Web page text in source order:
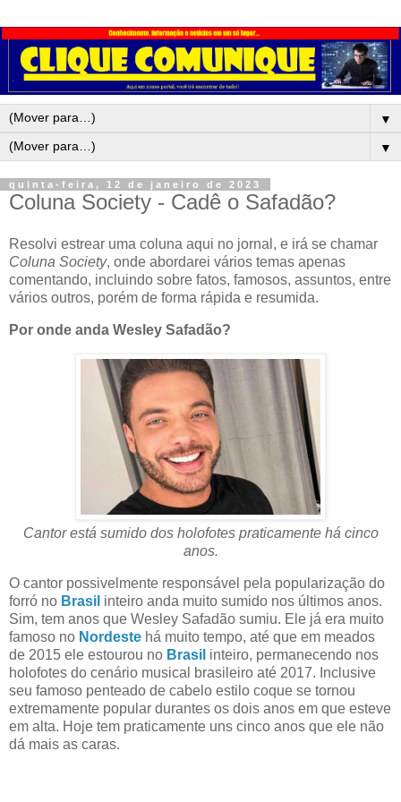
▼
▼
quinta-feira, 12 de janeiro de 2023
Coluna Society - Cadê o Safadão?
Resolvi estrear uma coluna aqui no jornal, e irá se chamar
Coluna Society, onde abordarei vários temas apenas
comentando, incluindo sobre fatos, famosos, assuntos, entre
vários outros, porém de forma rápida e resumida.
Por onde anda Wesley Safadão?
Cantor está sumido dos holofotes praticamente há cinco
anos.
O cantor possivelmente responsável pela popularização do
forró no Brasil inteiro anda muito sumido nos últimos anos.
Sim, tem anos que Wesley Safadão sumiu. Ele já era muito
famoso no Nordeste há muito tempo, até que em meados
de 2015 ele estourou no Brasil inteiro, permanecendo nos
holofotes do cenário musical brasileiro até 2017. Inclusive
seu famoso penteado de cabelo estilo coque se tornou
extremamente popular durantes os dois anos em que esteve
em alta. Hoje tem praticamente uns cinco anos que ele não
dá mais as caras.